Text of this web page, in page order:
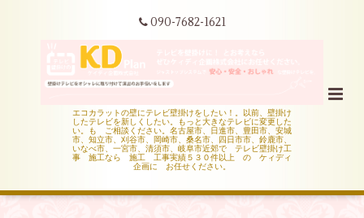
090-7682-1621
エコカラットの壁にテレビ壁掛けをしたい！。以前、壁掛け
したテレビを新しくしたい。もっと大きなテレビに変更した
い。も ご相談ください。名古屋市、日進市、豊田市、安城
市、知立市、刈谷市、岡崎市、桑名市、四日市市、鈴鹿市、
いなべ市、一宮市、清須市、岐阜市近郊で テレビ壁掛け工
事 施工なら 施工 工事実績５３０件以上 の ケィディ
企画に お任せください。